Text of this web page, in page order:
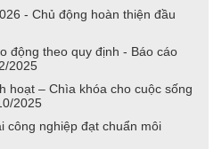
- Chủ động hoàn thiện đầu
động theo quy định - Báo cáo
2025
hoạt – Chìa khóa cho cuộc sống
2025
công nghiệp đạt chuẩn môi